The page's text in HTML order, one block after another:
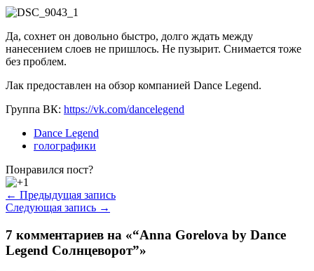
Да, сохнет он довольно быстро, долго ждать между
нанесением слоев не пришлось. Не пузырит. Снимается тоже
без проблем.
Лак предоставлен на обзор компанией Dance Legend.
Группа ВК: https://vk.com/dancelegend
Dance Legend
голографики
Понравился пост?
← Предыдущая запись
Следующая запись →
7 комментариев на «“Anna Gorelova by Dance
Legend Солнцеворот”»